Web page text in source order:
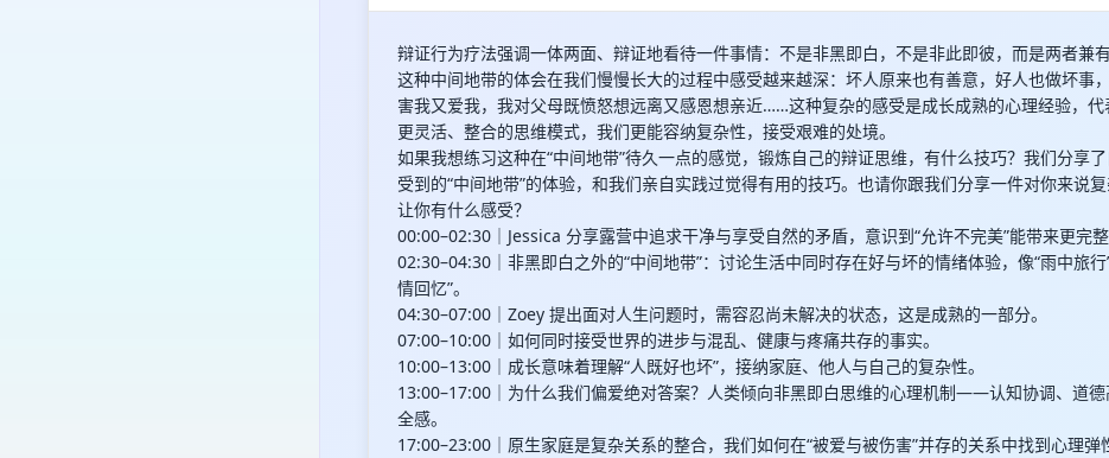
辩证行为疗法强调一体两面、辩证地看待一件事情：不是非黑即白，不是非此即彼，而是两者兼有
这种中间地带的体会在我们慢慢长大的过程中感受越来越深：坏人原来也有善意，好人也做坏事
害我又爱我，我对父母既愤怒想远离又感恩想亲近……这种复杂的感受是成长成熟的心理经验，代
更灵活、整合的思维模式，我们更能容纳复杂性，接受艰难的处境。
如果我想练习这种在“中间地带”待久一点的感觉，锻炼自己的辩证思维，有什么技巧？我们分享
受到的“中间地带”的体验，和我们亲自实践过觉得有用的技巧。也请你跟我们分享一件对你来说
让你有什么感受？
00:00–02:30｜Jessica 分享露营中追求干净与享受自然的矛盾，意识到“允许不完美”能带来更完整
02:30–04:30｜非黑即白之外的“中间地带”：讨论生活中同时存在好与坏的情绪体验，像“雨中旅行
情回忆”。
04:30–07:00｜Zoey 提出面对人生问题时，需容忍尚未解决的状态，这是成熟的一部分。
07:00–10:00｜如何同时接受世界的进步与混乱、健康与疼痛共存的事实。
10:00–13:00｜成长意味着理解“人既好也坏”，接纳家庭、他人与自己的复杂性。
13:00–17:00｜为什么我们偏爱绝对答案？人类倾向非黑即白思维的心理机制——认知协调、道德
全感。
17:00–23:00｜原生家庭是复杂关系的整合，我们如何在“被爱与被伤害”并存的关系中找到心理弹